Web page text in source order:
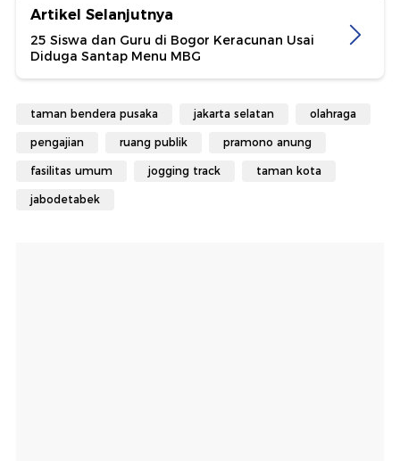
Artikel Selanjutnya
25 Siswa dan Guru di Bogor Keracunan Usai
Diduga Santap Menu MBG
taman bendera pusaka jakarta selatan olahraga
pengajian ruang publik pramono anung
fasilitas umum jogging track taman kota
jabodetabek